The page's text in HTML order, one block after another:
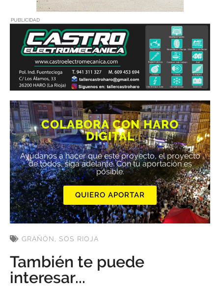
PUBLICIDAD
COLABORA CON HARO
DIGITAL
Ayúdanos a hacer que este proyecto, el proyecto
de todos, siga adelante. Con tu aportación es
posible.
QUIERO APORTAR
GRAÑÓN, SOS RIOJA
También te puede
interesar...